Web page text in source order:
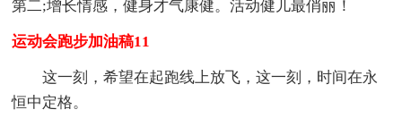
第二;增长情感，健身才气康健。活动健儿最俏丽！
运动会跑步加油稿11
这一刻，希望在起跑线上放飞，这一刻，时间在永
恒中定格。